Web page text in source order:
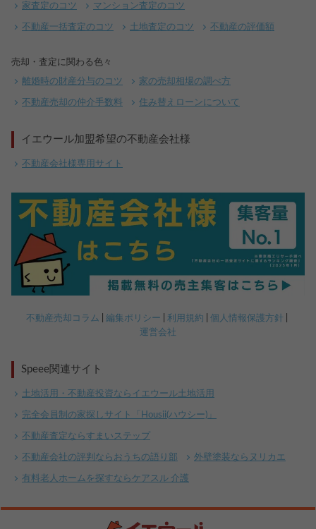
家査定のコツ マンション査定のコツ
不動産一括査定のコツ 土地査定のコツ 不動産の評価額
売却・査定に関わる色々
離婚時の財産分与のコツ 家の売却相場の調べ方
不動産売却の仲介手数料 住み替えローンについて
イエウール加盟希望の不動産会社様
不動産会社様専用サイト
不動産売却コラム 編集ポリシー 利用規約
個人情報保護方針
運営会社
Speee関連サイト
土地活用・不動産投資ならイエウール土地活用
完全会員制の家探しサイト「Housii(ハウシー)」
不動産査定ならすまいステップ
不動産会社の評判ならおうちの語り部 外壁塗装ならヌリカエ
有料老人ホームを探すならケアスル 介護